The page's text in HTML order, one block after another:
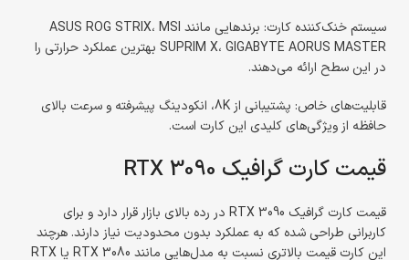
سیستم خنک‌کننده کارت: برندهایی مانند ASUS ROG STRIX، MSI
SUPRIM X، GIGABYTE AORUS MASTER بهترین عملکرد حرارتی را
در این سطح ارائه می‌دهند.
قابلیت‌های خاص: پشتیبانی از 8K، انکودینگ پیشرفته و سرعت بالای
حافظه از ویژگی‌های کلیدی این کارت است.
قیمت کارت گرافیک RTX 3090
قیمت کارت گرافیک RTX 3090 در رده بالای بازار قرار دارد و برای
کاربرانی طراحی شده که به عملکرد بدون محدودیت نیاز دارند. هرچند
این کارت قیمت بالاتری نسبت به مدل‌هایی مانند RTX 3080 یا RTX